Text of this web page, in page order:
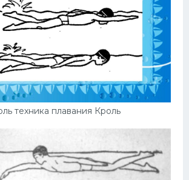
техника плавания Кроль